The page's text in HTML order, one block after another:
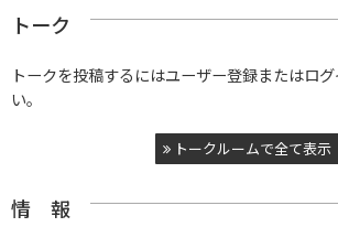
トーク
トークを投稿するにはユーザー登録またはロ
い。
トークルームで全て表示
情 報